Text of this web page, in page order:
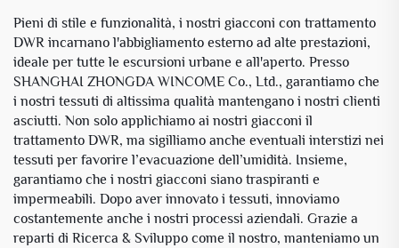
Pieni di stile e funzionalità, i nostri giacconi con trattamento
DWR incarnano l'abbigliamento esterno ad alte prestazioni,
ideale per tutte le escursioni urbane e all'aperto. Presso
SHANGHAI ZHONGDA WINCOME Co., Ltd., garantiamo che
i nostri tessuti di altissima qualità mantengano i nostri clienti
asciutti. Non solo applichiamo ai nostri giacconi il
trattamento DWR, ma sigilliamo anche eventuali interstizi nei
tessuti per favorire l’evacuazione dell’umidità. Insieme,
garantiamo che i nostri giacconi siano traspiranti e
impermeabili. Dopo aver innovato i tessuti, innoviamo
costantemente anche i nostri processi aziendali. Grazie a
reparti di Ricerca & Sviluppo come il nostro, manteniamo un